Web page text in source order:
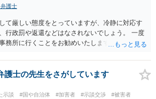
実際「前の車が赤で右折進行したから、自分も
いうあなたと同じ考えの人が運転をしている公
ールを守っている人や歩行者らにとってとても
ので、そのような人には是非とも運転免許を返
が社会の大勢です。 実際「交通違反を繰り返せ
い教訓）として反省し、次回から「前の車は赤
ーになってほしいと期待しています。
弁護士
て厳しい態度をとっていますが、冷静に対応す
行政罰や返還などはなされないでしょう。 一度
務所に行くことをお勧めいたします。
護士の先生をさがしています
示談 #国や自治体 #加害者 #示談交渉 #被害者